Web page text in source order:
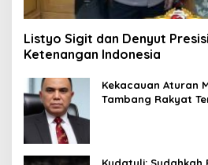
Listyo Sigit dan Denyut
Ketenangan Indonesia
Kekacauan Aturan
Tambang Rakyat
Kudatuli: Sudahkah